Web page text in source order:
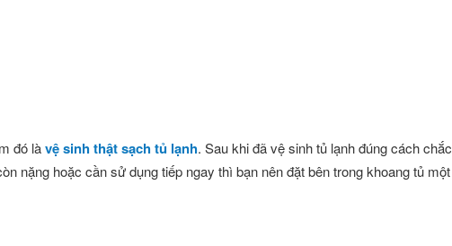
đó làvệ sinh thật sạch tủ lạnh. Sau khi đã vệ sinh tủ lạnh đúng cách chắc
nặng hoặc cần sử dụng tiếp ngay thì bạn nên đặt bên trong khoang tủ một